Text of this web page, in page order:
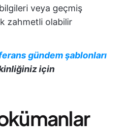
veya geçmiş
zahmetli olabilir
gündem şablonları
için